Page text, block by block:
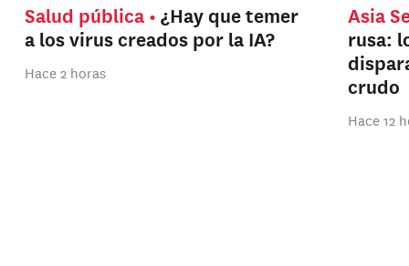
Salud pública
¿Hay que temer
a los virus creados por la IA?
Hace 2 horas
Asia
rusa:
crudo
Hace 12